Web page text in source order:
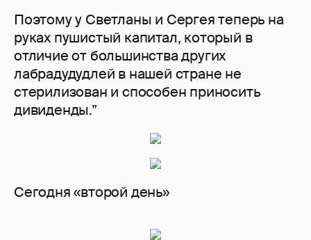
Поэтому у Светланы и Сергея теперь на
руках пушистый капитал, который в
отличие от большинства других
лабрадудудлей в нашей стране не
стерилизован и способен приносить
дивиденды.”
Сегодня «второй день»